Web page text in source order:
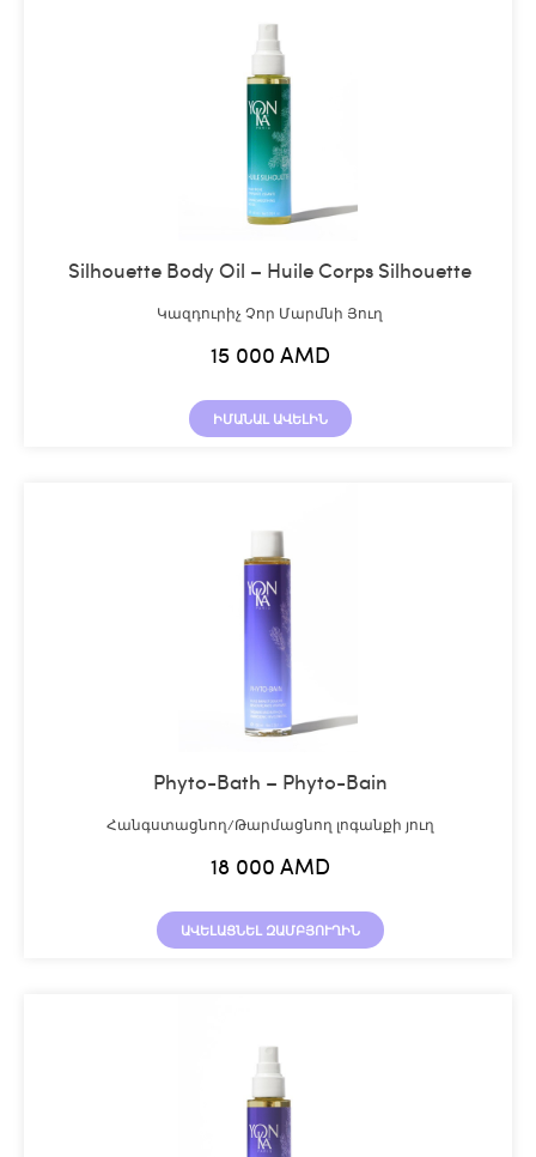
Silhouette Body Oil – Huile Corps Silhouette
Կազդուրիչ Չոր Մարմնի Յուղ
15 000 AMD
ԻՄԱՆԱԼ ԱՎԵԼԻՆ
Phyto-Bath – Phyto-Bain
Հանգստացնող/Թարմացնող լոգանքի յուղ
18 000 AMD
ԱՎԵԼԱՑՆԵԼ ԶԱՄԲՅՈՒՂԻՆ